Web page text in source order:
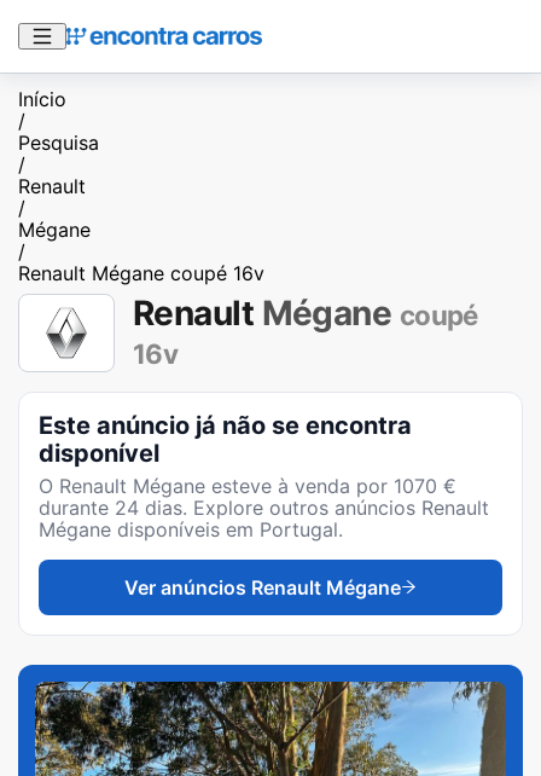
Início
/
Pesquisa
/
Renault
/
Mégane
/
Renault Mégane coupé 16v
Renault Mégane coupé
16v
Este anúncio já não se encontra
disponível
O Renault Mégane esteve à venda por 1070 €
durante 24 dias. Explore outros anúncios Renault
Mégane disponíveis em Portugal.
Ver anúncios Renault Mégane